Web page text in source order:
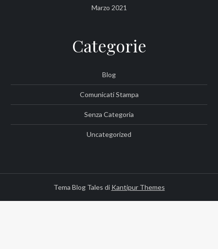
Marzo 2021
Categorie
Blog
Comunicati Stampa
Senza Categoria
Uncategorized
Tema Blog Tales di Kantipur Themes